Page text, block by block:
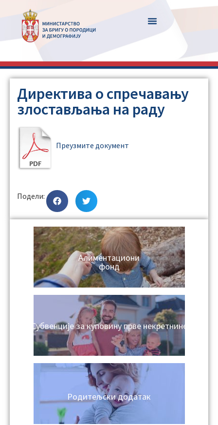
Директива о спречавању
злостављања на раду
Преузмите документ
Подели:
Алиментациони
фонд
Субвенције за куповину прве некретнине
Родитељски додатак